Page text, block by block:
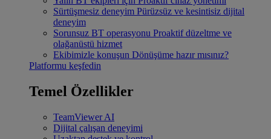
Sürtüşmesiz deneyim Pürüzsüz ve kesintisiz dijital
deneyim
Sorunsuz BT operasyonu Proaktif düzeltme ve
olağanüstü hizmet
Ekibimizle konuşun Dönüşüme hazır mısınız?
Platformu keşfedin
Temel Özellikler
TeamViewer AI
Dijital çalışan deneyimi